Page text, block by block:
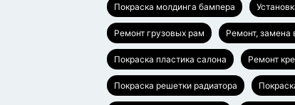
Покраска молдинга бампера
Ремонт грузовых рам Ремонт, замена
Покраска пластика салона Ремонт
Покраска решетки радиатора